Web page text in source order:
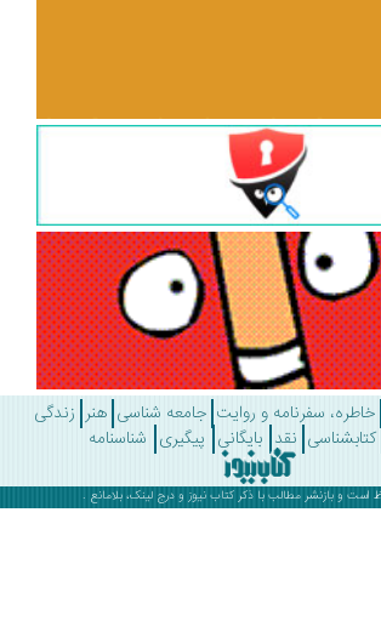
سفرنامه و روایت جامعه شناسی هنر زندگی
نقد بایگانی پیگیری شناسنامه
مطالب با ذکرکتاب نیوز و درج لینک، بلامانع .